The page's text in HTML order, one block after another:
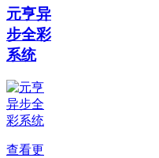
元亨异
步全彩
系统
查看更